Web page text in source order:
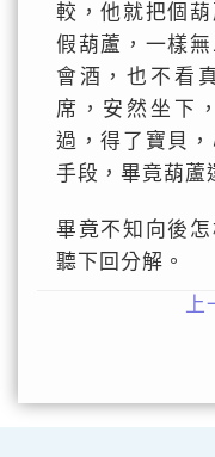
較，他就把個
假葫蘆，一樣
會酒，也不看
席，安然坐下
過，得了寶貝
手段，畢竟葫蘆
畢竟不知向後
聽下回分解。
上